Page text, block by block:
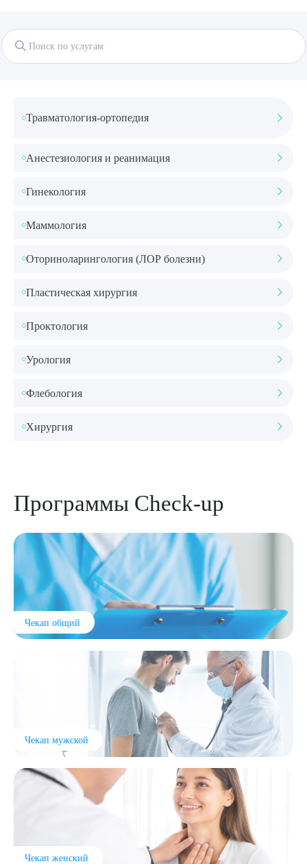
ЗАКАЗАТЬ ЗВОНОК
Травматология-ортопедия
Анестезиология и реанимация
Гинекология
Маммология
Оториноларингология (ЛОР болезни)
Пластическая хирургия
Проктология
Урология
Флебология
Хирургия
Программы Check-up
Чекап общий
Чекап мужской
Чекап женский
ОТПРАВИТЬ
обработку персональных данных
Выберите сопутствующую услугу